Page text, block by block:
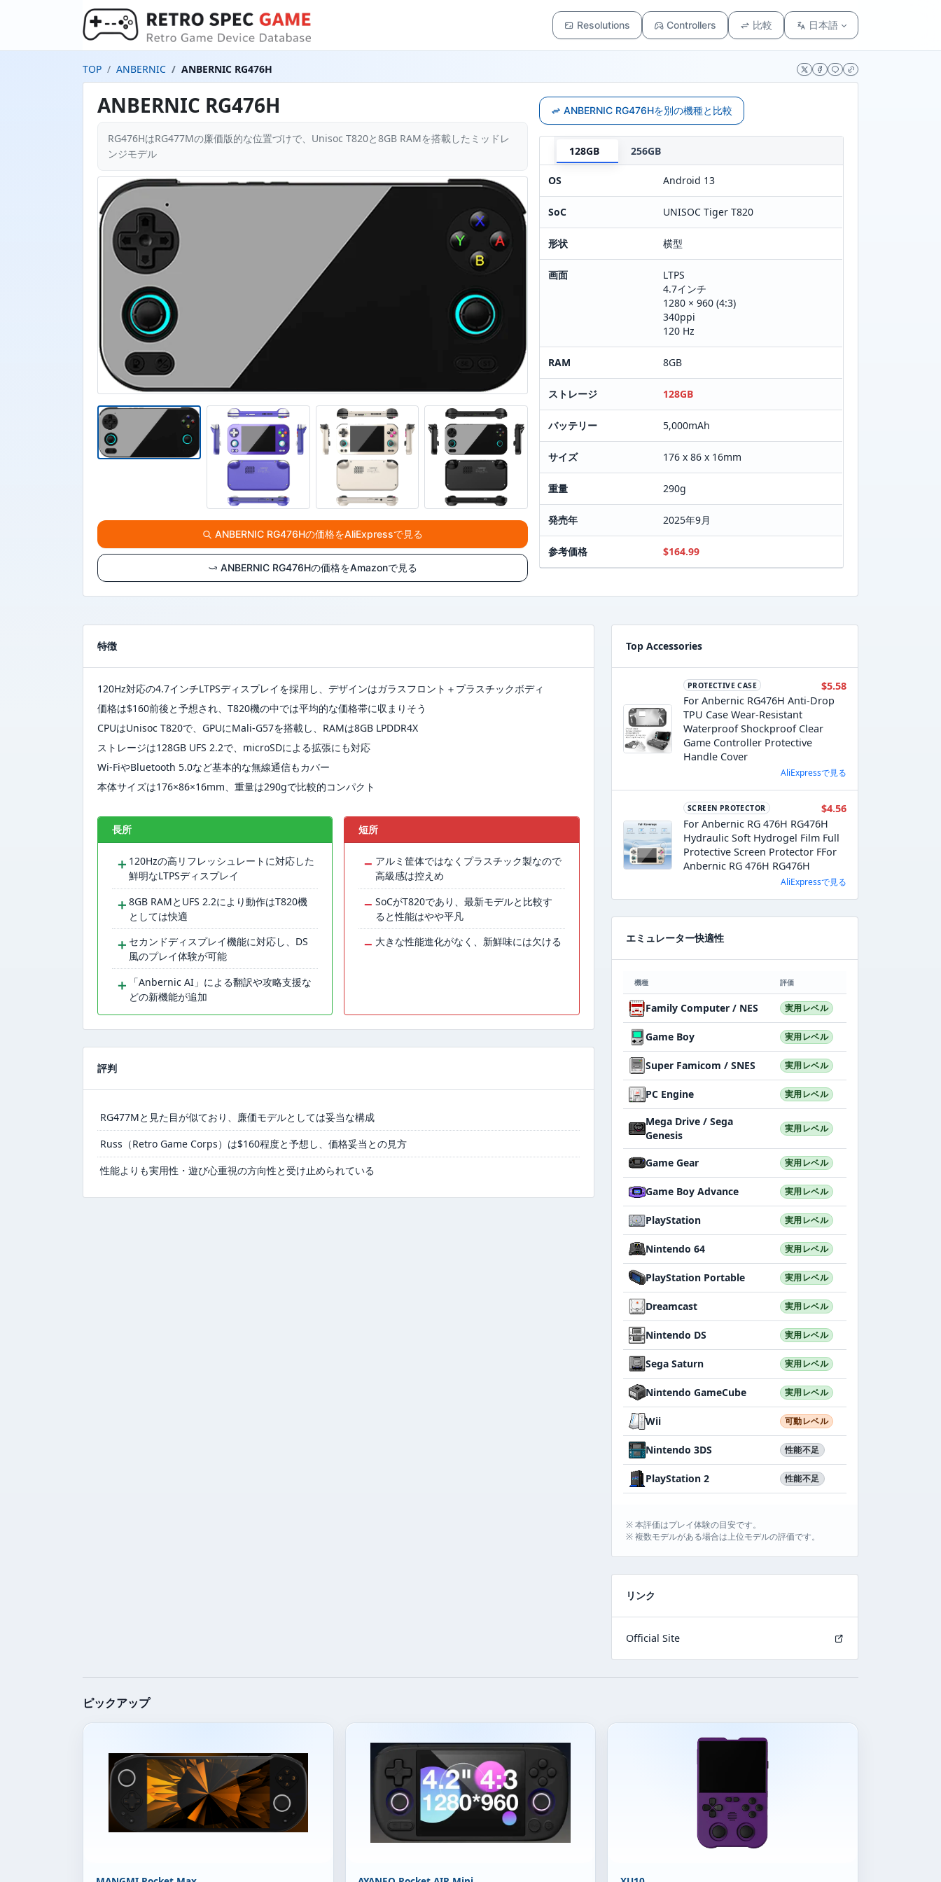
Resolutions Controllers 比較 日本語
TOP ANBERNIC ANBERNIC RG476H
ANBERNIC RG476H
RG476HはRG477Mの廉価版的な位置づけで、Unisoc T820と8GB RAMを搭載したミッドレ
ンジモデル
ANBERNIC RG476Hの価格をAliExpressで見る
ANBERNIC RG476Hの価格をAmazonで見る
ANBERNIC RG476Hを別の機種と比較
128GB 256GB
OS Android 13
SoC UNISOC Tiger T820
形状 横型
画面
LTPS
4.7インチ
1280 × 960 (4:3)
340ppi
120 Hz
RAM 8GB
ストレージ 128GB
バッテリー 5,000mAh
サイズ 176 x 86 x 16mm
重量 290g
発売年 2025年9月
参考価格 $164.99
特徴
120Hz対応の4.7インチLTPSディスプレイを採用し、デザインはガラスフロント＋プラスチックボディ
価格は$160前後と予想され、T820機の中では平均的な価格帯に収まりそう
CPUはUnisoc T820で、GPUにMali-G57を搭載し、RAMは8GB LPDDR4X
ストレージは128GB UFS 2.2で、microSDによる拡張にも対応
Wi-FiやBluetooth 5.0など基本的な無線通信もカバー
本体サイズは176×86×16mm、重量は290gで比較的コンパクト
長所
＋ 120Hzの高リフレッシュレートに対応した
鮮明なLTPSディスプレイ
＋ 8GB RAMとUFS 2.2により動作はT820機
としては快適
＋ セカンドディスプレイ機能に対応し、DS
風のプレイ体験が可能
＋
「Anbernic AI」による翻訳や攻略支援な
どの新機能が追加
短所
− アルミ筐体ではなくプラスチック製なので
高級感は控えめ
− SoCがT820であり、最新モデルと比較す
ると性能はやや平凡
− 大きな性能進化がなく、新鮮味には欠ける
評判
RG477Mと見た目が似ており、廉価モデルとしては妥当な構成
Russ（Retro Game Corps）は$160程度と予想し、価格妥当との見方
性能よりも実用性・遊び心重視の方向性と受け止められている
Top Accessories
PROTECTIVE CASE
$5.58
For Anbernic RG476H Anti-Drop
TPU Case Wear-Resistant
Waterproof Shockproof Clear
Game Controller Protective
Handle Cover
AliExpressで見る
SCREEN PROTECTOR
$4.56
For Anbernic RG 476H RG476H
Hydraulic Soft Hydrogel Film Full
Protective Screen Protector FFor
Anbernic RG 476H RG476H
AliExpressで見る
エミュレーター快適性
機種 評価
Family Computer / NES 実用レベル
Game Boy 実用レベル
Super Famicom / SNES 実用レベル
PC Engine 実用レベル
Mega Drive / Sega
Genesis
実用レベル
Game Gear 実用レベル
Game Boy Advance 実用レベル
PlayStation 実用レベル
Nintendo 64 実用レベル
PlayStation Portable 実用レベル
Dreamcast 実用レベル
Nintendo DS 実用レベル
Sega Saturn 実用レベル
Nintendo GameCube 実用レベル
Wii 可動レベル
Nintendo 3DS 性能不足
PlayStation 2 性能不足
※ 本評価はプレイ体験の目安です。
※ 複数モデルがある場合は上位モデルの評価です。
リンク
Official Site
ピックアップ